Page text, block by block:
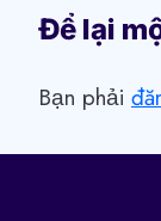
Để lại
Bạn phải